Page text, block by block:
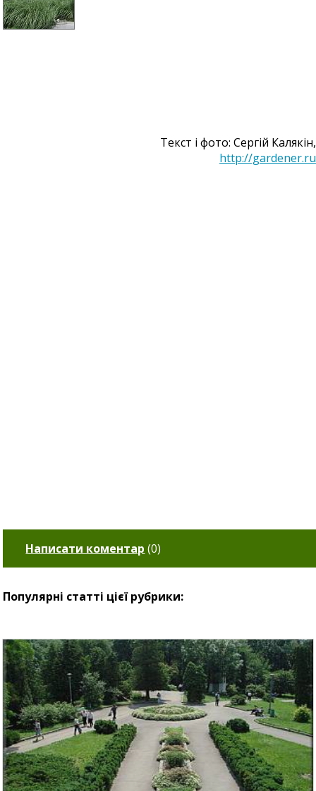
Текст і фото: Сергій Калякін,
http://gardener.ru
Написати коментар (0)
Популярні статті цієї рубрики: